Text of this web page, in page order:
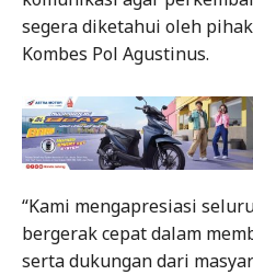
segera diketahui oleh
Kombes Pol Agustinus.
“Kami mengapresiasi
bergerak cepat dalam
serta dukungan dari